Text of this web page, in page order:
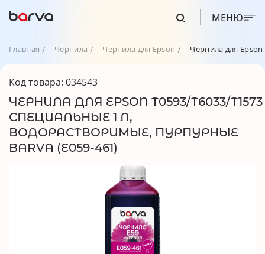
МЕНЮ
Главная Чернила Чернила для Epson Чернила для
Код товара: 034543
ЧЕРНИЛА ДЛЯ EPSON T0593/T6033/T1573
СПЕЦИАЛЬНЫЕ 1 Л,
ВОДОРАСТВОРИМЫЕ, ПУРПУРНЫЕ
BARVA (E059-461)